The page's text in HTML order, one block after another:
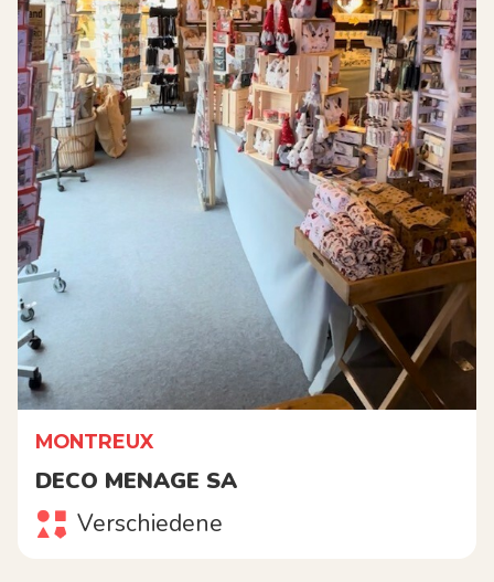
MONTREUX
DECO MENAGE SA
Verschiedene